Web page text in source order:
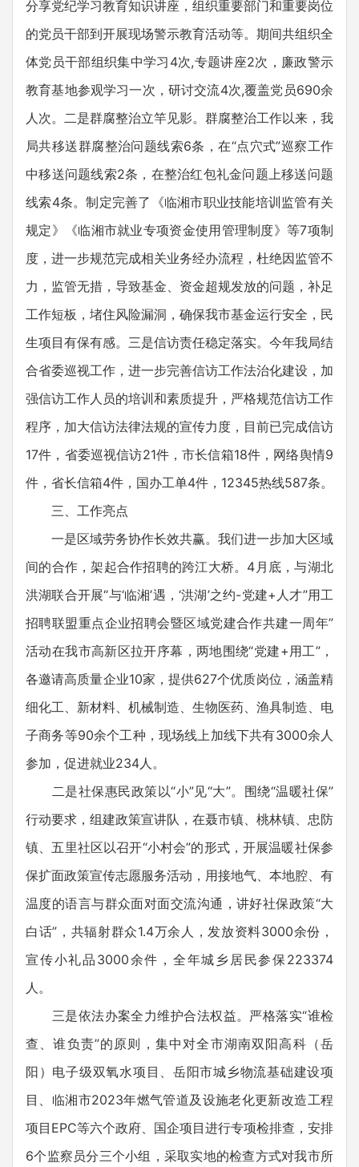
分享党纪学习教育知识讲座，组织重要部门和重要岗位
的党员干部到开展现场警示教育活动等。期间共组织全
体党员干部组织集中学习4次,专题讲座2次，廉政警示
教育基地参观学习一次，研讨交流4次,覆盖党员690余
人次。二是群腐整治立竿见影。群腐整治工作以来，我
局共移送群腐整治问题线索6条，在“点穴式”巡察工作
中移送问题线索2条，在整治红包礼金问题上移送问题
线索4条。制定完善了《临湘市职业技能培训监管有关
规定》《临湘市就业专项资金使用管理制度》等7项制
度，进一步规范完成相关业务经办流程，杜绝因监管不
力，监管无措，导致基金、资金超规发放的问题，补足
工作短板，堵住风险漏洞，确保我市基金运行安全，民
生项目有保有感。三是信访责任稳定落实。今年我局结
合省委巡视工作，进一步完善信访工作法治化建设，加
强信访工作人员的培训和素质提升，严格规范信访工作
程序，加大信访法律法规的宣传力度，目前已完成信访
17件，省委巡视信访21件，市长信箱18件，网络舆情9
件，省长信箱4件，国办工单4件，12345热线587条。
三、工作亮点
一是区域劳务协作长效共赢。我们进一步加大区域
间的合作，架起合作招聘的跨江大桥。4月底，与湖北
洪湖联合开展“与‘临湘’遇，‘洪湖’之约-党建+人才”用工
招聘联盟重点企业招聘会暨区域党建合作共建一周年”
活动在我市高新区拉开序幕，两地围绕“党建+用工”，
各邀请高质量企业10家，提供627个优质岗位，涵盖精
细化工、新材料、机械制造、生物医药、渔具制造、电
子商务等90余个工种，现场线上加线下共有3000余人
参加，促进就业234人。
二是社保惠民政策以“小”见“大”。围绕“温暖社保”
行动要求，组建政策宣讲队，在聂市镇、桃林镇、忠防
镇、五里社区以召开“小村会”的形式，开展温暖社保参
保扩面政策宣传志愿服务活动，用接地气、本地腔、有
温度的语言与群众面对面交流沟通，讲好社保政策“大
白话”，共辐射群众1.4万余人，发放资料3000余份，
宣传小礼品3000余件，全年城乡居民参保223374
人。
三是依法办案全力维护合法权益。严格落实“谁检
查、谁负责”的原则，集中对全市湖南双阳高科（岳
阳）电子级双氧水项目、岳阳市城乡物流基础建设项
目、临湘市2023年燃气管道及设施老化更新改造工程
项目EPC等六个政府、国企项目进行专项检排查，安排
6个监察员分三个小组，采取实地的检查方式对我市所